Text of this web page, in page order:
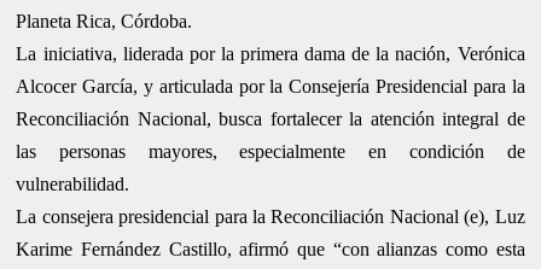
Planeta Rica, Córdoba.
La iniciativa, liderada por la primera dama de la nación, Verónica
Alcocer García, y articulada por la Consejería Presidencial para la
Reconciliación Nacional, busca fortalecer la atención integral de
las personas mayores, especialmente en condición de
vulnerabilidad.
La consejera presidencial para la Reconciliación Nacional (e), Luz
Karime Fernández Castillo, afirmó que “con alianzas como esta